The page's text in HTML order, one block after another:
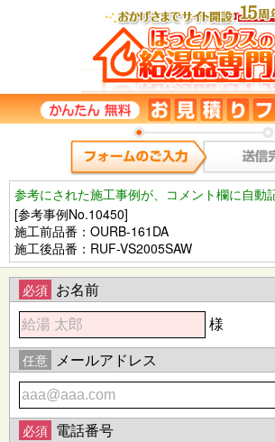
参考にされた施工事例が、コメント欄に自動
[参考事例No.10450]
施工前品番：OURB-161DA
施工後品番：RUF-VS2005SAW
必須 お名前
様
任意 メールアドレス
必須 電話番号